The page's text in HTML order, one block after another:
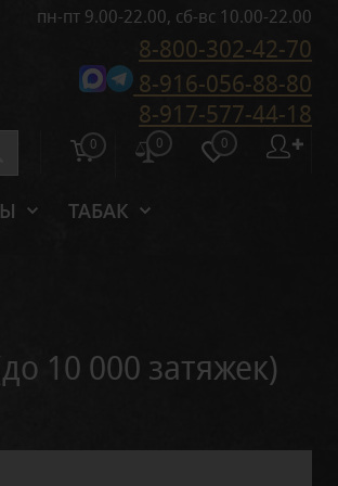
пн-пт 9.00-22.00, сб-вс 10.00-22.00
8-800-302-42-70
8-916-056-88-80
8-917-577-44-18
0 0 0 ✚
ТАБАК
10 000 затяжек)